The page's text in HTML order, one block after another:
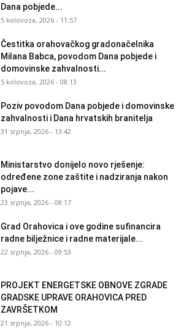
Dana pobjede...
5 kolovoza, 2026 - 11:57
Čestitka orahovačkog gradonačelnika
Milana Babca, povodom Dana pobjede i
domovinske zahvalnosti...
5 kolovoza, 2026 - 08:13
Poziv povodom Dana pobjede i domovinske
zahvalnosti i Dana hrvatskih branitelja
31 srpnja, 2026 - 13:42
Ministarstvo donijelo novo rješenje:
određene zone zaštite i nadziranja nakon
pojave...
23 srpnja, 2026 - 08:17
Grad Orahovica i ove godine sufinancira
radne bilježnice i radne materijale...
22 srpnja, 2026 - 09:53
PROJEKT ENERGETSKE OBNOVE ZGRADE
GRADSKE UPRAVE ORAHOVICA PRED
ZAVRŠETKOM
21 srpnja, 2026 - 10:12